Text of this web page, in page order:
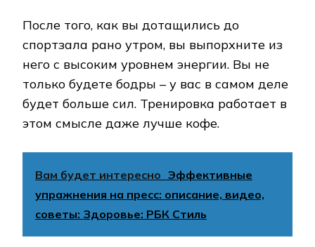
После того, как вы дотащились до
спортзала рано утром, вы выпорхните из
него с высоким уровнем энергии. Вы не
только будете бодры – у вас в самом деле
будет больше сил. Тренировка работает в
этом смысле даже лучше кофе.
Вам будет интересно Эффективные
упражнения на пресс: описание, видео,
советы: Здоровье: РБК Стиль